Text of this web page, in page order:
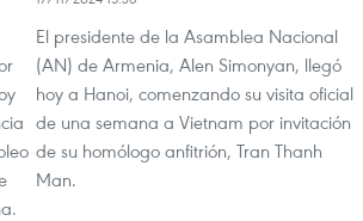
El presidente de la Asamblea Nacional
(AN) de Armenia, Alen Simonyan, llegó
hoy a Hanoi, comenzando su visita oficial
de una semana a Vietnam por invitación
de su homólogo anfitrión, Tran Thanh
Man.